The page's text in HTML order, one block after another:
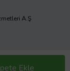
Ekle
A.Ş